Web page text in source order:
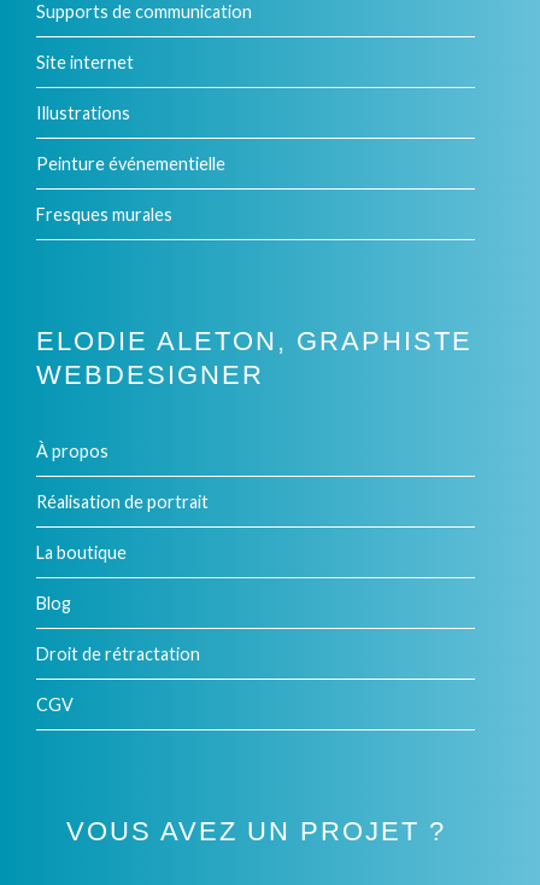
Supports de communication
Site internet
Illustrations
Peinture événementielle
Fresques murales
ELODIE ALETON, GRAPHISTE
WEBDESIGNER
À propos
Réalisation de portrait
La boutique
Blog
Droit de rétractation
CGV
VOUS AVEZ UN PROJET ?